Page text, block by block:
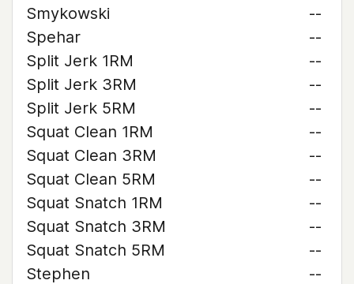
Smykowski
--
Spehar
--
Split Jerk 1RM
--
Split Jerk 3RM
--
Split Jerk 5RM
--
Squat Clean 1RM
--
Squat Clean 3RM
--
Squat Clean 5RM
--
Squat Snatch 1RM
--
Squat Snatch 3RM
--
Squat Snatch 5RM
--
Stephen
--